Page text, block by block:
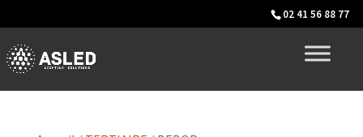
02 41 56 88 77